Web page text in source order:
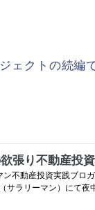
ェクトの続編